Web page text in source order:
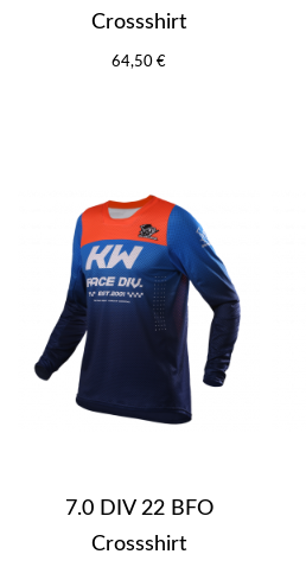
Crossshirt
64,50 €
7.0 DIV 22 BFO
Crossshirt